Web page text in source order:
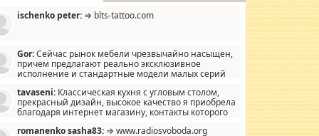
ischenko peter: ⇒ blts-tattoo.com
Gor:Сейчас рынок мебели чрезвычайно насыщен,
причем предлагают реально эксклюзивное
исполнение и стандартные модели малых серий
мало походит на стандартные формы, в MebelOk,
и что главное - со вкусом все в порядке,
ненужных наворотов удорожающих мебель, а это не
tavaseni: Классическая кухня с угловым столом,
прекрасный дизайн, высокое качество я приобрела
благодаря интернет магазину, контакты которого
romanenko sasha83: ⇒ www.radiosvoboda.org